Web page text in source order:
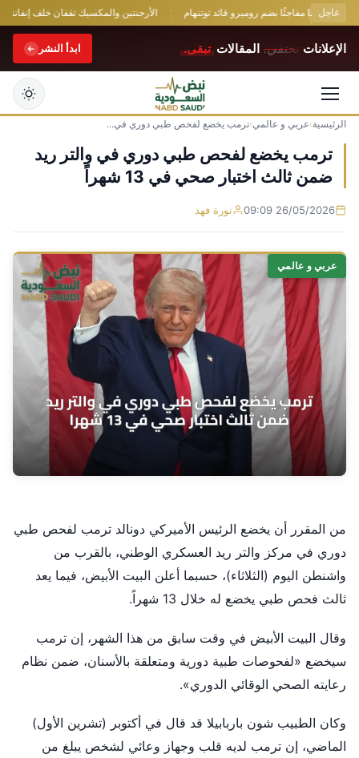
عاجلمفاجئًا بضم روميرو قائد توتنهام الأرجنتين والمكسيك تقفان خلف إنفانتينو في
الإعلانات تختفي. المقالات تبقى. ابدأ النشر
التجاوز
إلى
المحتوى
الرئيسية›عربي و عالمي›ترمب يخضع لفحص طبي دوري في...
ترمب يخضع لفحص طبي دوري في والتر ريد
ضمن ثالث اختبار صحي في 13 شهراً
26/05/2026 09:09 نورة فهد
عربي و عالمي
من المقرر أن يخضع الرئيس الأميركي دونالد ترمب لفحص طبي
دوري في مركز والتر ريد العسكري الوطني، بالقرب من
واشنطن اليوم (الثلاثاء)، حسبما أعلن البيت الأبيض، فيما يعد
ثالث فحص طبي يخضع له خلال 13 شهراً.
وقال البيت الأبيض في وقت سابق من هذا الشهر، إن ترمب
سيخضع «لفحوصات طبية دورية ومتعلقة بالأسنان، ضمن نظام
رعايته الصحي الوقائي الدوري».
وكان الطبيب شون باربابيلا قد قال في أكتوبر (تشرين الأول)
الماضي، إن ترمب لديه قلب وجهاز وعائي لشخص يبلغ من